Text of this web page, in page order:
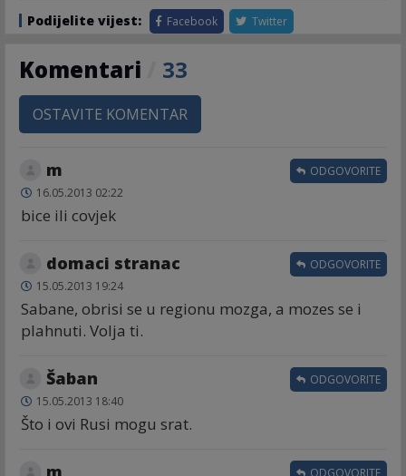
Podijelite vijest: Facebook Twitter
Komentari 33
OSTAVITE KOMENTAR
m
16.05.2013 02:22
bice ili covjek
ODGOVORITE
domaci stranac
15.05.2013 19:24
Sabane, obrisi se u regionu mozga, a mozes se i
plahnuti. Volja ti.
ODGOVORITE
Šaban
15.05.2013 18:40
Što i ovi Rusi mogu srat.
ODGOVORITE
m ODGOVORITE